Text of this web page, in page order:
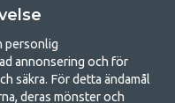
personlig
annonsering och för
säkra. För detta ändamål
deras mönster och